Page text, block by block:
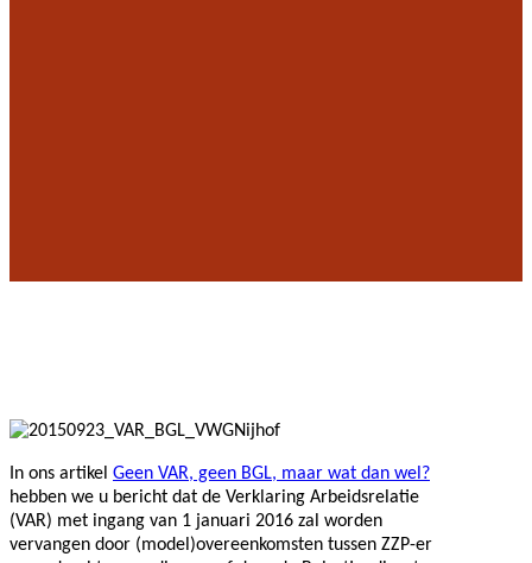
In ons artikel Geen VAR, geen BGL, maar wat dan wel?
hebben we u bericht dat de Verklaring Arbeidsrelatie
(VAR) met ingang van 1 januari 2016 zal worden
vervangen door (model)overeenkomsten tussen ZZP-er